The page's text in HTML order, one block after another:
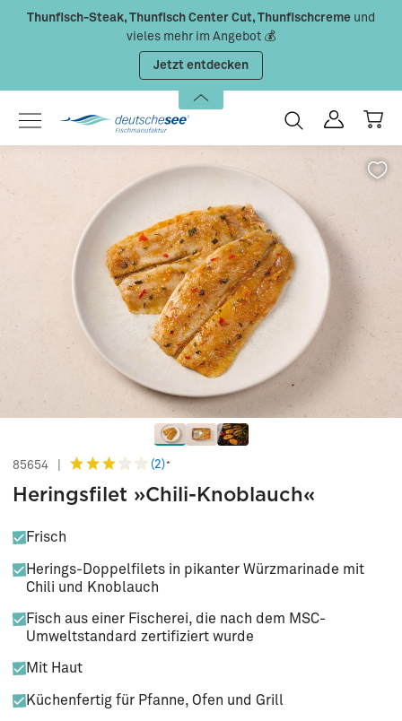
Zum Hauptinhalt springen
Thunfisch-Steak, Thunfisch Center Cut, Thunfischcreme und
vieles mehr im Angebot 💰
Jetzt entdecken
85654 (2)*
Heringsfilet »Chili-Knoblauch«
Frisch
Herings-Doppelfilets in pikanter Würzmarinade mit
Chili und Knoblauch
Fisch aus einer Fischerei, die nach dem MSC-
Umweltstandard zertifiziert wurde
Mit Haut
Küchenfertig für Pfanne, Ofen und Grill